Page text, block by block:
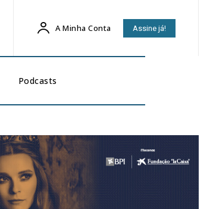
A Minha Conta Assine já!
Podcasts